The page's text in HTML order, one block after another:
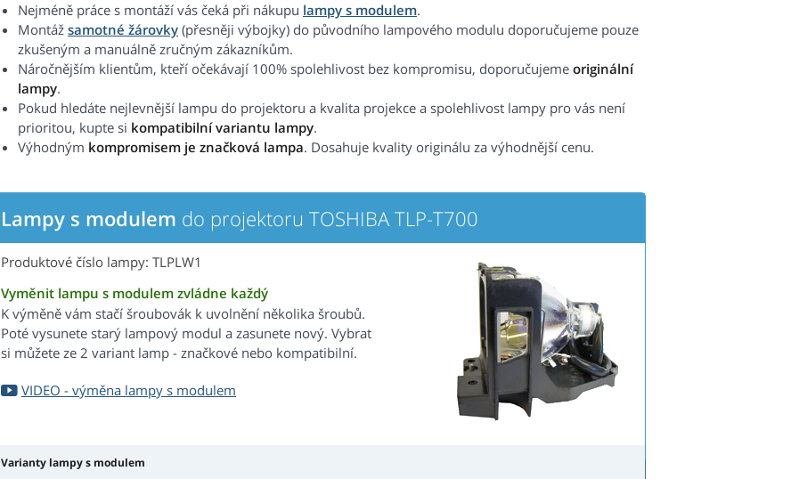
Nejméně práce s montáží vás čeká při nákupu lampy s modulem.
Montáž samotné žárovky (přesněji výbojky) do původního lampového modulu doporučujeme pouze
zkušeným a manuálně zručným zákazníkům.
Náročnějším klientům, kteří očekávají 100% spolehlivost bez kompromisu, doporučujeme originální
lampy.
Pokud hledáte nejlevnější lampu do projektoru a kvalita projekce a spolehlivost lampy pro vás není
prioritou, kupte si kompatibilní variantu lampy.
Výhodným kompromisem je značková lampa. Dosahuje kvality originálu za výhodnější cenu.
Lampy s modulem do projektoru TOSHIBA TLP-T700
Produktové číslo lampy: TLPLW1
Vyměnit lampu s modulem zvládne každý
K výměně vám stačí šroubovák k uvolnění několika šroubů.
Poté vysunete starý lampový modul a zasunete nový. Vybrat
si můžete ze 2 variant lamp - značkové nebo kompatibilní.
VIDEO - výměna lampy s modulem
Varianty lampy s modulem